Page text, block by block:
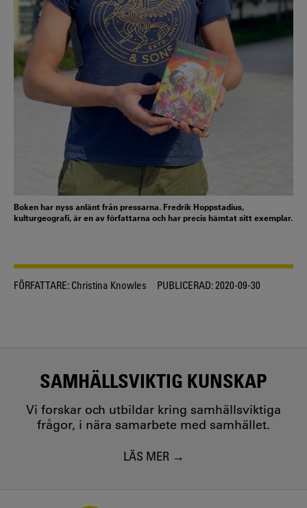
Boken har nyss anlänt från pressarna. Fredrik Hoppstadius,
kulturgeografi, är en av författarna och har precis hämtat sitt exemplar.
FÖRFATTARE: Christina Knowles PUBLICERAD:2020-09-30
SAMHÄLLSVIKTIG KUNSKAP
Vi forskar och utbildar kring samhällsviktiga
frågor, i nära samarbete med samhället.
LÄS MER